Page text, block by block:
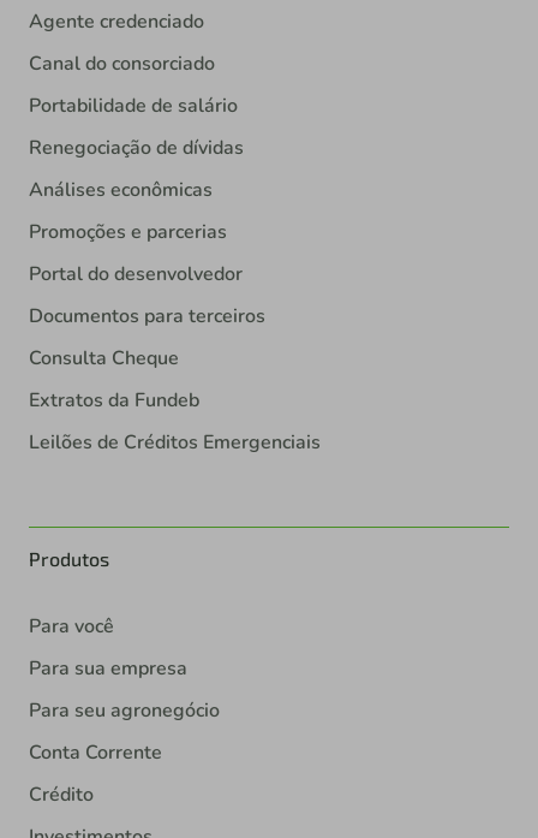
Agente credenciado
Canal do consorciado
Portabilidade de salário
Renegociação de dívidas
Análises econômicas
Promoções e parcerias
Portal do desenvolvedor
Documentos para terceiros
Consulta Cheque
Extratos da Fundeb
Leilões de Créditos Emergenciais
Produtos
Para você
Para sua empresa
Para seu agronegócio
Conta Corrente
Crédito